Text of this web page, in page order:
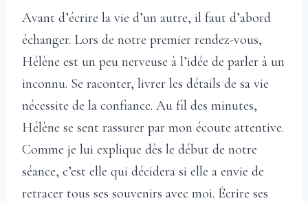
Avant d’écrire la vie d’un autre, il faut d’abord
échanger. Lors de notre premier rendez-vous,
Hélène est un peu nerveuse à l’idée de parler à un
inconnu. Se raconter, livrer les détails de sa vie
nécessite de la confiance. Au fil des minutes,
Hélène se sent rassurer par mon écoute attentive.
Comme je lui explique dès le début de notre
séance, c’est elle qui décidera si elle a envie de
retracer tous ses souvenirs avec moi. Écrire ses